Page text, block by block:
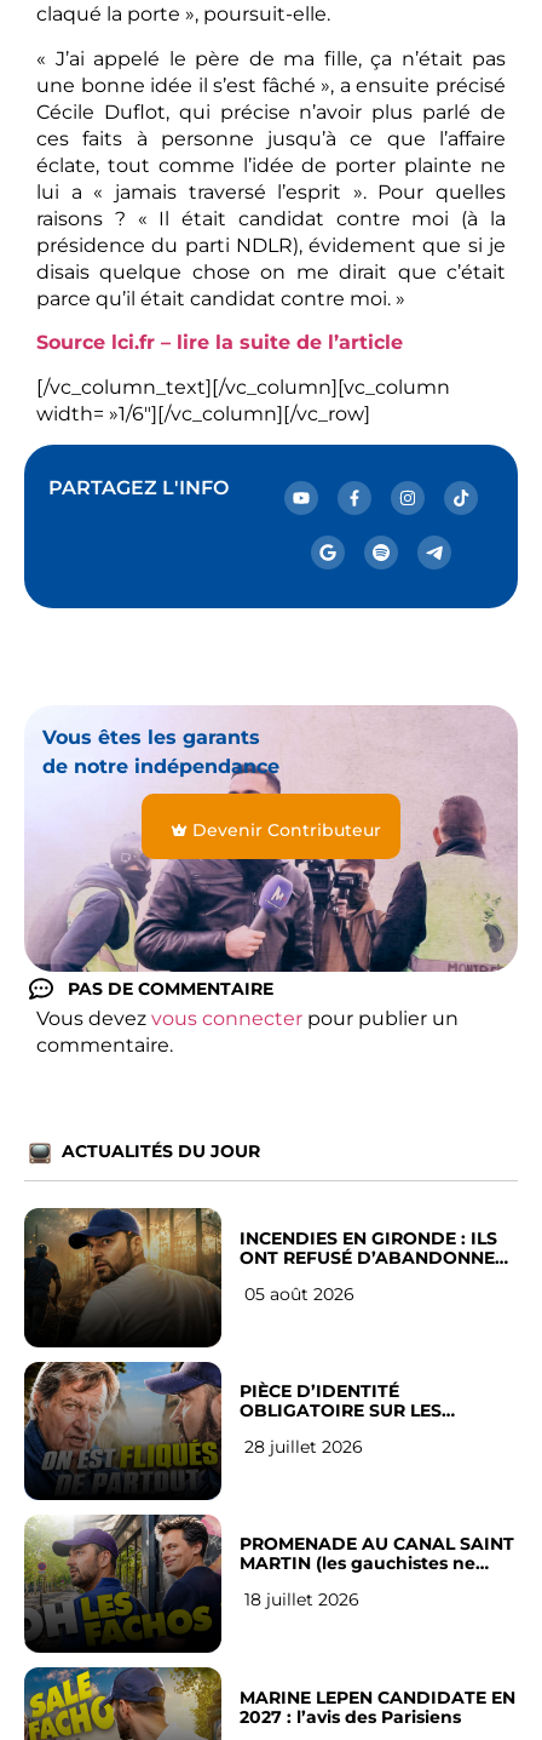
claqué la porte », poursuit-elle.
« J’ai appelé le père de ma fille, ça n’était pas
une bonne idée il s’est fâché », a ensuite précisé
Cécile Duflot, qui précise n’avoir plus parlé de
ces faits à personne jusqu’à ce que l’affaire
éclate, tout comme l’idée de porter plainte ne
lui a « jamais traversé l’esprit ». Pour quelles
raisons ? « Il était candidat contre moi (à la
présidence du parti NDLR), évidement que si je
disais quelque chose on me dirait que c’était
parce qu’il était candidat contre moi. »
Source lci.fr – lire la suite de l’article
[/vc_column_text][/vc_column][vc_column
width= »1/6″][/vc_column][/vc_row]
PARTAGEZ L'INFO
Vous êtes les garants
de notre indépendance
Devenir Contributeur
PAS DE COMMENTAIRE
Vous devez vous connecter pour publier un
commentaire.
ACTUALITÉS DU JOUR
INCENDIES EN GIRONDE : ILS
ONT REFUSÉ D’ABANDONNER
05 août 2026
PIÈCE D’IDENTITÉ
OBLIGATOIRE SUR LES
Français
28 juillet 2026
PROMENADE AU CANAL SAINT
MARTIN (les gauchistes ne
18 juillet 2026
MARINE LEPEN CANDIDATE EN
2027 : l’avis des Parisiens